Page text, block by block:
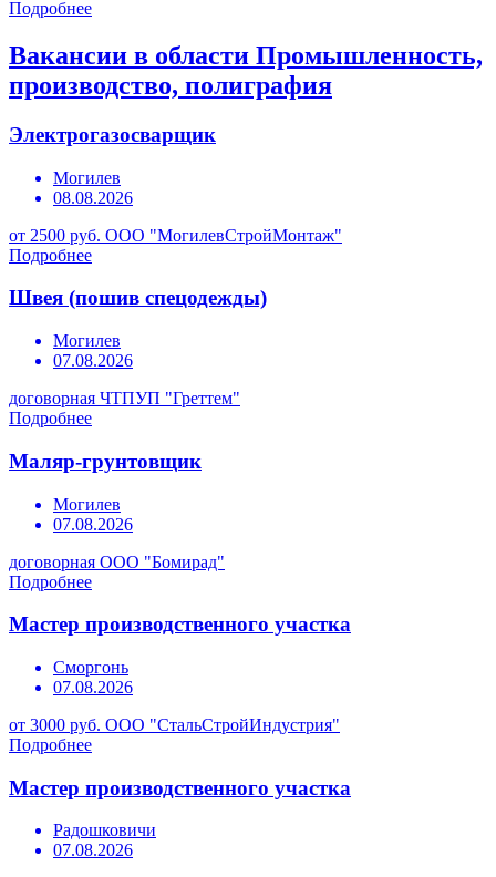
Подробнее
Вакансии в области Промышленность,
производство, полиграфия
Электрогазосварщик
Могилев
08.08.2026
от 2500 руб. ООО "МогилевСтройМонтаж"
Подробнее
Швея (пошив спецодежды)
Могилев
07.08.2026
договорная ЧТПУП "Греттем"
Подробнее
Маляр-грунтовщик
Могилев
07.08.2026
договорная ООО "Бомирад"
Подробнее
Мастер производственного участка
Сморгонь
07.08.2026
от 3000 руб. ООО "СтальСтройИндустрия"
Подробнее
Мастер производственного участка
Радошковичи
07.08.2026